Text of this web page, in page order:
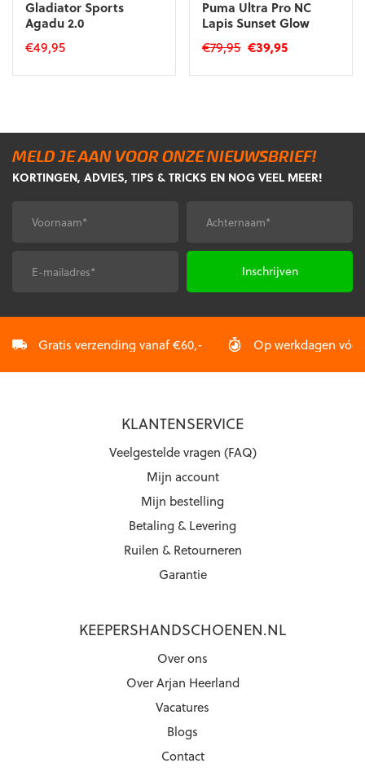
Gladiator Sports
Agadu 2.0
€49,95
Dit
Deze
optie
gekozen
worden
de
Puma Ultra Pro NC
Lapis Sunset Glow
€79,95 Oorspronkelijke
€39,95Huidige
Dit
Deze
optie
gekozen
worden
op
MELD JE AAN VOOR ONZE NIEUWSBRIEF!
KORTINGEN, ADVIES, TIPS & TRICKS EN NOG VEEL MEER!
Voornaam* Achternaam*
Gratis verzending vanaf €60,- Op werkdagen
KLANTENSERVICE
Veelgestelde vragen (FAQ)
Mijn account
Mijn bestelling
Betaling & Levering
Ruilen & Retourneren
Garantie
KEEPERSHANDSCHOENEN.NL
Over ons
Over Arjan Heerland
Vacatures
Blogs
Contact